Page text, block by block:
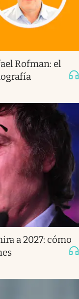
Rofman: el
a 2027: cómo